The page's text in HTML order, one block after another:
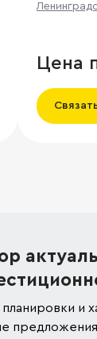
Цена
и